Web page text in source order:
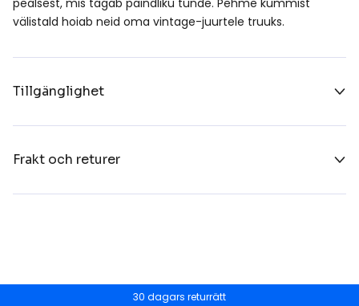
välistald hoiab neid oma vintage-juurtele truuks.
Tillgänglighet
Frakt och returer
30 dagars returrätt